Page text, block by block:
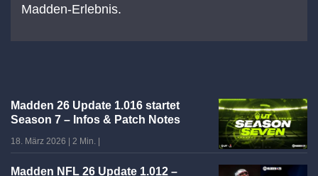
Madden-Erlebnis.
Madden 26 Update 1.016 startet
Season 7 – Infos & Patch Notes
18. März 2026 2 Min.
Madden NFL 26 Update 1.012 –